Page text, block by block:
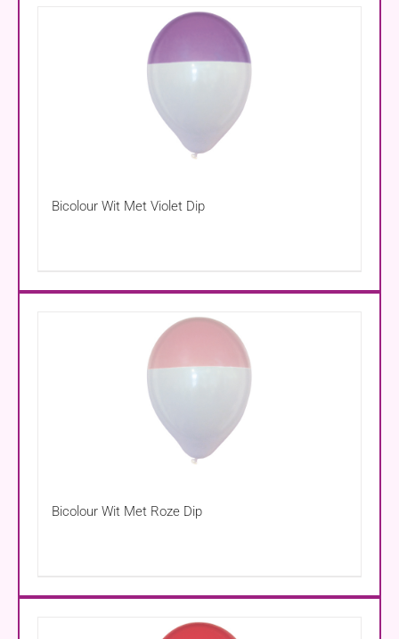
Bicolour Wit Met Violet Dip
Bicolour Wit Met Roze Dip